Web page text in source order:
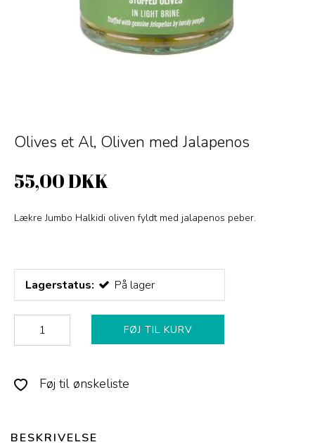
Olives et Al, Oliven med Jalapenos
55,00 DKK
Lækre Jumbo Halkidi oliven fyldt med jalapenos peber.
Lagerstatus: På lager
FØJ TIL KURV
Føj til ønskeliste
BESKRIVELSE